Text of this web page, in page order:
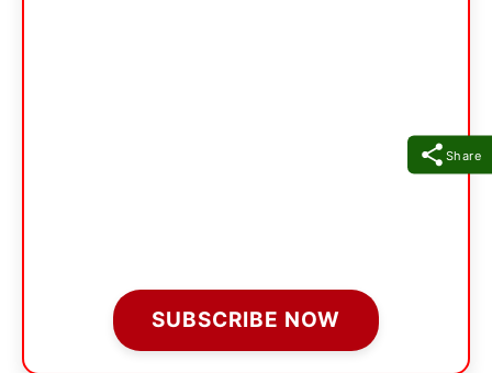
Share
SUBSCRIBE NOW